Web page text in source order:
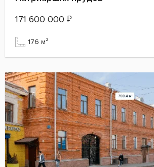
171 600 000 ₽
176 м²